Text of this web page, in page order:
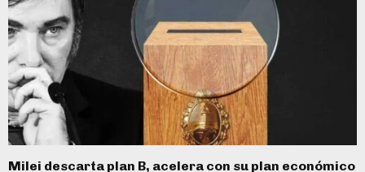
Milei descarta plan B, acelera con su plan económico